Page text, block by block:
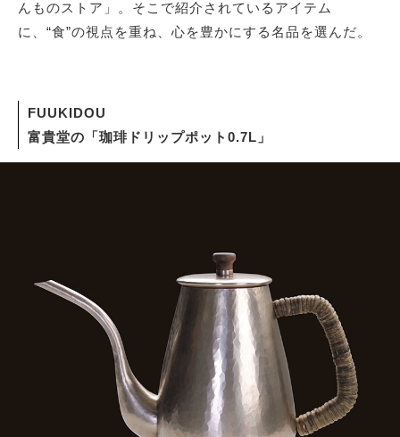
んものストア」。そこで紹介されているアイテム
に、“食”の視点を重ね、心を豊かにする名品を選んだ。
FUUKIDOU
富貴堂の「珈琲ドリップポット0.7L」